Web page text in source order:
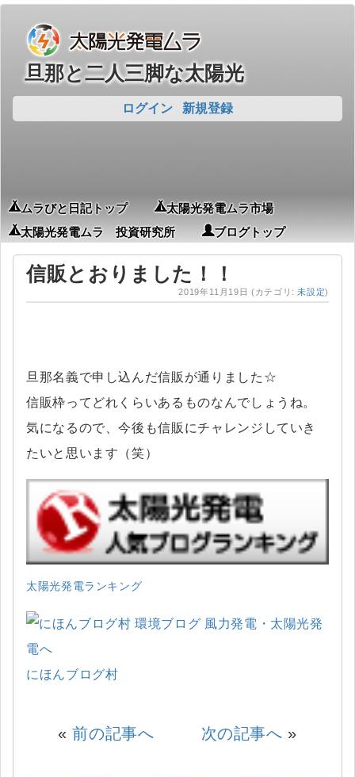
旦那と二人三脚な太陽光
ログイン 新規登録
ムラびと日記トップ
太陽光発電ムラ市場
太陽光発電ムラ 投資研究所
ブログトップ
信販とおりました！！
2019年11月19日 (カテゴリ:未設定)
旦那名義で申し込んだ信販が通りました☆
信販枠ってどれくらいあるものなんでしょうね。
気になるので、今後も信販にチャレンジしていき
たいと思います（笑）
太陽光発電ランキング
にほんブログ村
«前の記事へ 次の記事へ »